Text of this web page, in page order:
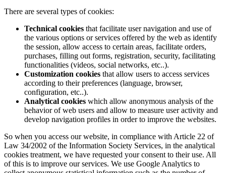
There are several types of cookies:
Technical cookies that facilitate user navigation and use of
the various options or services offered by the web as identify
the session, allow access to certain areas, facilitate orders,
purchases, filling out forms, registration, security, facilitating
functionalities (videos, social networks, etc..).
Customization cookies that allow users to access services
according to their preferences (language, browser,
configuration, etc..).
Analytical cookies which allow anonymous analysis of the
behavior of web users and allow to measure user activity and
develop navigation profiles in order to improve the websites.
So when you access our website, in compliance with Article 22 of
Law 34/2002 of the Information Society Services, in the analytical
cookies treatment, we have requested your consent to their use. All
of this is to improve our services. We use Google Analytics to